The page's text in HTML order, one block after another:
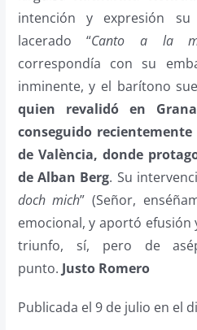
intención y expresión
lacerado “Canto a la
correspondía con su
inminente, y el barítono
quien revalidó en
conseguido
de València, donde
de Alban Berg. Su
doch mich” (Señor,
emocional, y aportó efusión
triunfo, sí, pero de
punto. Justo Romero
Publicada el 9 de julio en el